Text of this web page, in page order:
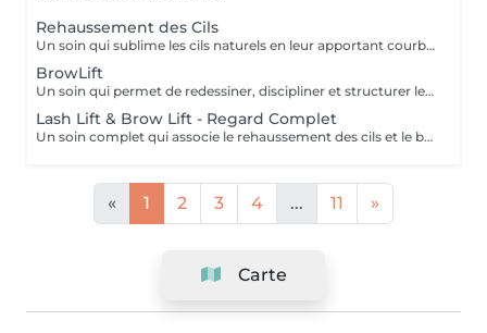
Rehaussement des Cils
Un soin qui sublime les cils naturels en leur apportant courbure, longueur visuelle et ouverture du regard. Le rehaussement agit dès la racine pour lifter les cils et créer un effet naturel, élégant et durable, sans recours aux extensions. Le regard paraît plus ouvert, les cils plus longs et parfaitement définis. Une teinture peut être ajoutée en option pour intensifier le résultat et apporter davantage de profondeur au regard. Le résultat est visible pendant plusieurs semaines, pour un regard frais et réveillé au quotidien.
BrowLift
Un soin qui permet de redessiner, discipliner et structurer les sourcils pour un résultat net, harmonieux et naturellement sublimé. Le brow lift vient repositionner les poils afin de donner un effet plus fourni, mieux défini et parfaitement maîtrisé. Une teinture est incluse afin d'intensifier la couleur et d'apporter plus de profondeur au regard, tout en conservant un rendu naturel et élégant. Les sourcils sont restructurés, le regard est encadré et les traits du visage sont mis en valeur au quotidien.
Lash Lift & Brow Lift - Regard Complet
Un soin complet qui associe le rehaussement des cils et le brow lift pour sublimer l’ensemble du regard. Les cils sont liftés dès la racine pour apporter longueur visuelle et ouverture du regard, tandis que les sourcils sont restructurés, disciplinés et redessinés pour un résultat net et harmonieux. Le regard est intensifié, mieux encadré et naturellement mis en valeur. Une solution idéale pour un effet soigné, élégant et durable, sans maquillage au quotidien.
« 1 2 3 4 ... 11 »
Carte